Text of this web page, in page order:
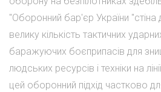
"Оборонний бар'єр України "стіна
велику кількість тактичних
баражуючих боєприпасів для
людських ресурсів і техніки на
цей оборонний підхід частково